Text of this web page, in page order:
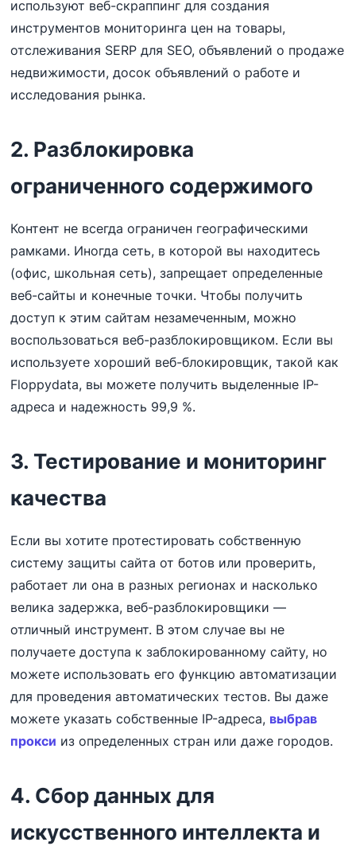
используют веб-скраппинг для создания
инструментов мониторинга цен на товары,
отслеживания SERP для SEO, объявлений о продаже
недвижимости, досок объявлений о работе и
исследования рынка.
2. Разблокировка
ограниченного содержимого
Контент не всегда ограничен географическими
рамками. Иногда сеть, в которой вы находитесь
(офис, школьная сеть), запрещает определенные
веб-сайты и конечные точки. Чтобы получить
доступ к этим сайтам незамеченным, можно
воспользоваться веб-разблокировщиком. Если вы
используете хороший веб-блокировщик, такой как
Floppydata, вы можете получить выделенные IP-
адреса и надежность 99,9 %.
3. Тестирование и мониторинг
качества
Если вы хотите протестировать собственную
систему защиты сайта от ботов или проверить,
работает ли она в разных регионах и насколько
велика задержка, веб-разблокировщики —
отличный инструмент. В этом случае вы не
получаете доступа к заблокированному сайту, но
можете использовать его функцию автоматизации
для проведения автоматических тестов. Вы даже
можете указать собственные IP-адреса, выбрав
прокси из определенных стран или даже городов.
4. Сбор данных для
искусственного интеллекта и